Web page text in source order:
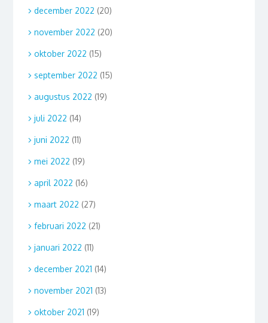
december 2022 (20)
november 2022 (20)
oktober 2022 (15)
september 2022 (15)
augustus 2022 (19)
juli 2022 (14)
juni 2022 (11)
mei 2022 (19)
april 2022 (16)
maart 2022 (27)
februari 2022 (21)
januari 2022 (11)
december 2021 (14)
november 2021 (13)
oktober 2021 (19)